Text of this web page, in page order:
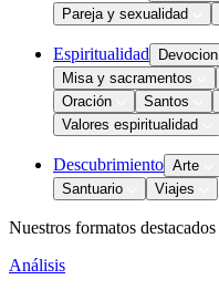
Pareja y sexualidad
Espiritualidad Devocion
Misa y sacramentos
Oración
Santos
Valores espiritualidad
Descubrimiento Arte
Santuario
Viajes
Nuestros formatos destacados
Análisis